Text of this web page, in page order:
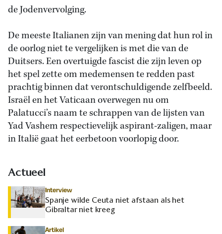
de Jodenvervolging.
De meeste Italianen zijn van mening dat hun rol in
de oorlog niet te vergelijken is met die van de
Duitsers. Een overtuigde fascist die zijn leven op
het spel zette om medemensen te redden past
prachtig binnen dat verontschuldigende zelfbeeld.
Israël en het Vaticaan overwegen nu om
Palatucci’s naam te schrappen van de lijsten van
Yad Vashem respectievelijk aspirant-zaligen, maar
in Italië gaat het eerbetoon voorlopig door.
Actueel
Interview
Spanje wilde Ceuta niet afstaan als het
Gibraltar niet kreeg
Artikel